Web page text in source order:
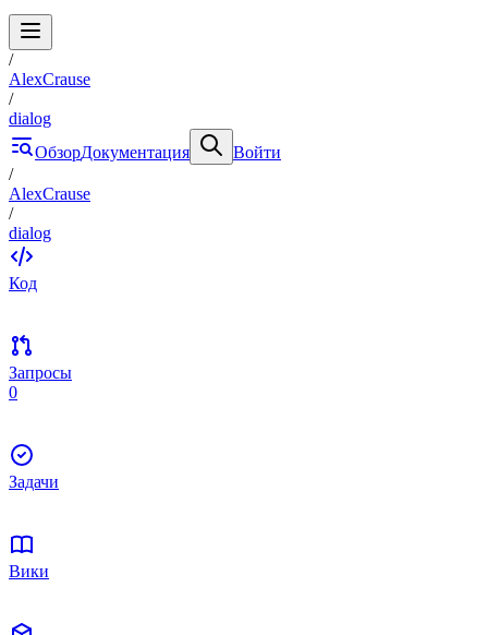
/
AlexCrause
/
dialog
ОбзорДокументация
Войти
/
AlexCrause
/
dialog
Код
Запросы
0
Задачи
Вики